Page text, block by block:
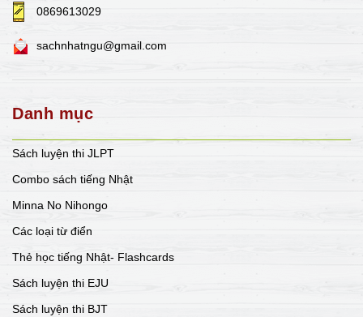
0869613029
sachnhatngu@gmail.com
Danh mục
Sách luyện thi JLPT
Combo sách tiếng Nhật
Minna No Nihongo
Các loại từ điển
Thẻ học tiếng Nhật- Flashcards
Sách luyện thi EJU
Sách luyện thi BJT